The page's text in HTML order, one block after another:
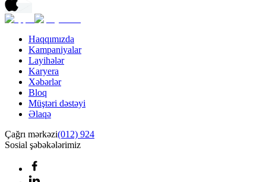
Haqqımızda
Kampaniyalar
Layihələr
Karyera
Xəbərlər
Bloq
Müştəri dəstəyi
Əlaqə
Çağrı mərkəzi(012) 924
Sosial şəbəkələrimiz